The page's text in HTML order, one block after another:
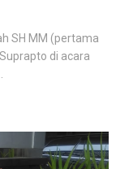
SH MM (pertama
di acara